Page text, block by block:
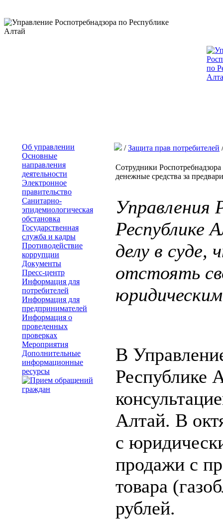
Об управлении
Основные
направления
деятельности
Электронное
правительство
Санитарно-
эпидемиологическая
обстановка
Государственная
служба и кадры
Противодействие
коррупции
Документы
Пресс-центр
Информация для
потребителей
Информация для
предпринимателей
Информация о
проведенных
проверках
Мероприятия
Дополнительные
информационные
ресурсы
/Защита прав потребителей
Сотрудники
денежные средства за
Управления
Республике
делу в суде,
отстоять
В
Республике
Алтай. В
с
продажи с
товара
рублей.